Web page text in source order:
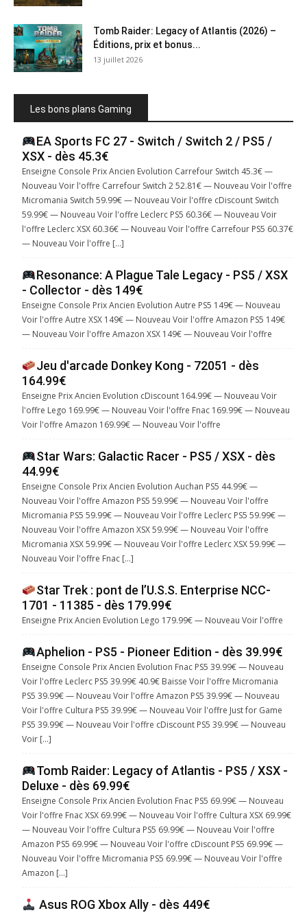
Tomb Raider: Legacy of Atlantis (2026) –
Éditions, prix et bonus...
13 juillet 2026
Les bons plans Gaming
EA Sports FC 27 - Switch / Switch 2 / PS5 /
XSX - dès 45.3€
Enseigne Console Prix Ancien Evolution Carrefour Switch 45.3€ —
Nouveau Voir l'offre Carrefour Switch 2 52.81€ — Nouveau Voir l'offre
Micromania Switch 59.99€ — Nouveau Voir l'offre cDiscount Switch
59.99€ — Nouveau Voir l'offre Leclerc PS5 60.36€ — Nouveau Voir
l'offre Leclerc XSX 60.36€ — Nouveau Voir l'offre Carrefour PS5 60.37€
— Nouveau Voir l'offre […]
Resonance: A Plague Tale Legacy - PS5 / XSX
- Collector - dès 149€
Enseigne Console Prix Ancien Evolution Autre PS5 149€ — Nouveau
Voir l'offre Autre XSX 149€ — Nouveau Voir l'offre Amazon PS5 149€
— Nouveau Voir l'offre Amazon XSX 149€ — Nouveau Voir l'offre
Jeu d'arcade Donkey Kong - 72051 - dès
164.99€
Enseigne Prix Ancien Evolution cDiscount 164.99€ — Nouveau Voir
l'offre Lego 169.99€ — Nouveau Voir l'offre Fnac 169.99€ — Nouveau
Voir l'offre Amazon 169.99€ — Nouveau Voir l'offre
Star Wars: Galactic Racer - PS5 / XSX - dès
44.99€
Enseigne Console Prix Ancien Evolution Auchan PS5 44.99€ —
Nouveau Voir l'offre Amazon PS5 59.99€ — Nouveau Voir l'offre
Micromania PS5 59.99€ — Nouveau Voir l'offre Leclerc PS5 59.99€ —
Nouveau Voir l'offre Amazon XSX 59.99€ — Nouveau Voir l'offre
Micromania XSX 59.99€ — Nouveau Voir l'offre Leclerc XSX 59.99€ —
Nouveau Voir l'offre Fnac […]
Star Trek : pont de l’U.S.S. Enterprise NCC-
1701 - 11385 - dès 179.99€
Enseigne Prix Ancien Evolution Lego 179.99€ — Nouveau Voir l'offre
Aphelion - PS5 - Pioneer Edition - dès 39.99€
Enseigne Console Prix Ancien Evolution Fnac PS5 39.99€ — Nouveau
Voir l'offre Leclerc PS5 39.99€ 40.9€ Baisse Voir l'offre Micromania
PS5 39.99€ — Nouveau Voir l'offre Amazon PS5 39.99€ — Nouveau
Voir l'offre Cultura PS5 39.99€ — Nouveau Voir l'offre Just for Game
PS5 39.99€ — Nouveau Voir l'offre cDiscount PS5 39.99€ — Nouveau
Voir […]
Tomb Raider: Legacy of Atlantis - PS5 / XSX -
Deluxe - dès 69.99€
Enseigne Console Prix Ancien Evolution Fnac PS5 69.99€ — Nouveau
Voir l'offre Fnac XSX 69.99€ — Nouveau Voir l'offre Cultura XSX 69.99€
— Nouveau Voir l'offre Cultura PS5 69.99€ — Nouveau Voir l'offre
Amazon PS5 69.99€ — Nouveau Voir l'offre cDiscount PS5 69.99€ —
Nouveau Voir l'offre Micromania PS5 69.99€ — Nouveau Voir l'offre
Amazon […]
Asus ROG Xbox Ally - dès 449€